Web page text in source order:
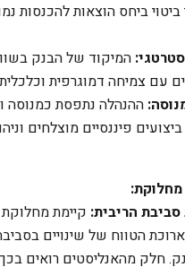
ביחס הוצאות להכנסות
המיקוד של הבנק
עם צמיחה דמוגרפית וכלכלית
ההנהלה נתפסת כמנוסה
פיננסיים מוצלחים
הריבית: קיימת
הטווח של שינויים
חלק מהאנליסטים רואים בכך